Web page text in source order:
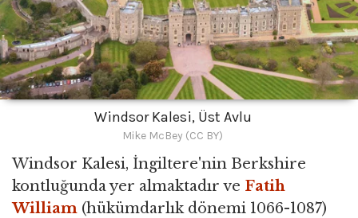
Windsor Kalesi, Üst Avlu
Mike McBey (CC BY)
Windsor Kalesi, İngiltere'nin Berkshire
kontluğunda yer almaktadır ve Fatih
William (hükümdarlık dönemi 1066-1087)